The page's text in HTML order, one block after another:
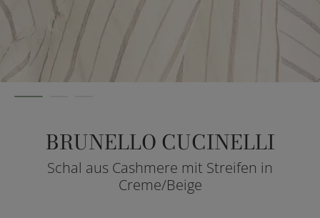
BRUNELLO CUCINELLI
Schal aus Cashmere mit Streifen in
Creme/Beige